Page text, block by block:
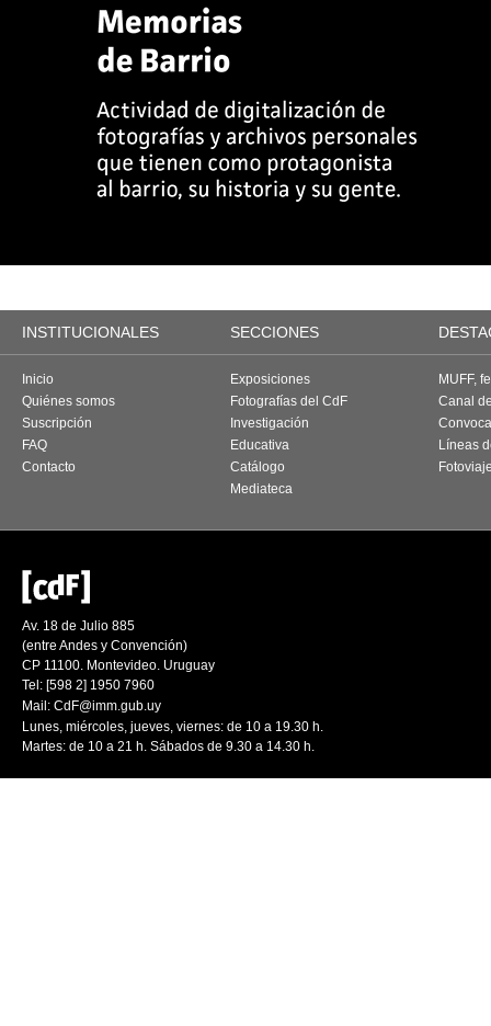
INSTITUCIONALES SECCIONES
Inicio
Quiénes somos
Suscripción
FAQ
Contacto
Exposiciones
Fotografías del CdF
Investigación
Educativa
Catálogo
Mediateca
MUFF,
Canal
Líneas
Av. 18 de Julio 885
(entre Andes y Convención)
CP 11100. Montevideo. Uruguay
Tel: [598 2] 1950 7960
Mail: CdF@imm.gub.uy
Lunes, miércoles, jueves, viernes: de 10 a 19.30 h.
Martes: de 10 a 21 h. Sábados de 9.30 a 14.30 h.